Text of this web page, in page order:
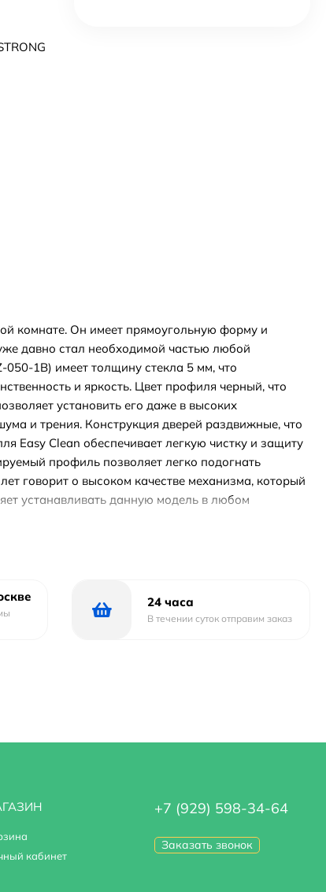
комнате. Он имеет прямоугольную форму и
давно стал необходимой частью любой
1B) имеет толщину стекла 5 мм, что
и яркость. Цвет профиля черный, что
установить его даже в высоких
и трения. Конструкция дверей раздвижные, что
Easy Clean обеспечивает легкую чистку и защиту
профиль позволяет легко подогнать
говорит о высоком качестве механизма, который
устанавливать данную модель в любом
Материал профиля анодированный алюминий,
24 часа
В течении суток отправим заказ
кабинет
+7 (929) 598-34-64
Заказать звонок